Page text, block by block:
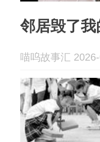
邻居毁了
喵呜故事汇